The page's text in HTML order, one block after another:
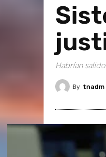
Habrían
By tnadm